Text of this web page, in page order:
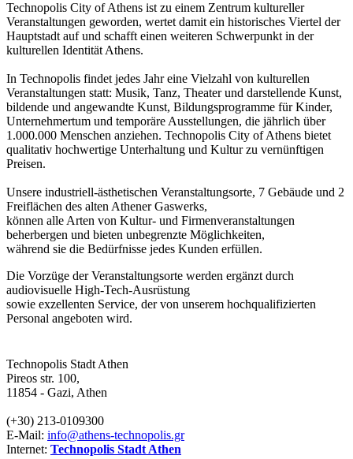
Technopolis City of Athens ist zu einem Zentrum kultureller
Veranstaltungen geworden, wertet damit ein historisches Viertel der
Hauptstadt auf und schafft einen weiteren Schwerpunkt in der
kulturellen Identität Athens.
In Technopolis findet jedes Jahr eine Vielzahl von kulturellen
Veranstaltungen statt: Musik, Tanz, Theater und darstellende Kunst,
bildende und angewandte Kunst, Bildungsprogramme für Kinder,
Unternehmertum und temporäre Ausstellungen, die jährlich über
1.000.000 Menschen anziehen. Technopolis City of Athens bietet
qualitativ hochwertige Unterhaltung und Kultur zu vernünftigen
Preisen.
Unsere industriell-ästhetischen Veranstaltungsorte, 7 Gebäude und 2
Freiflächen des alten Athener Gaswerks,
können alle Arten von Kultur- und Firmenveranstaltungen
beherbergen und bieten unbegrenzte Möglichkeiten,
während sie die Bedürfnisse jedes Kunden erfüllen.
Die Vorzüge der Veranstaltungsorte werden ergänzt durch
audiovisuelle High-Tech-Ausrüstung
sowie exzellenten Service, der von unserem hochqualifizierten
Personal angeboten wird.
Technopolis Stadt Athen
Pireos str. 100,
11854 - Gazi, Athen
(+30) 213-0109300
E-Mail: info@athens-technopolis.gr
Internet: Technopolis Stadt Athen